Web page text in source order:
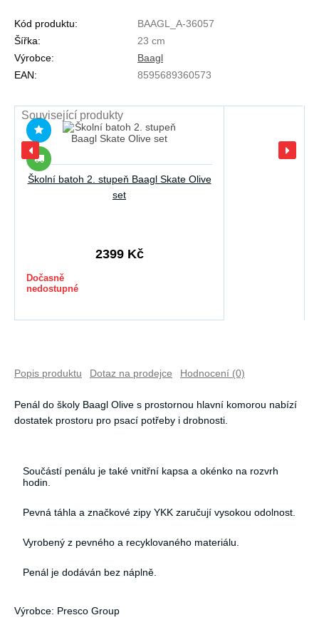
Kód produktu:
BAAGL_A-36057
Šířka:
23 cm
Výrobce:
Baagl
EAN:
8595689360573
Související produkty
Školní batoh 2. stupeň Baagl Skate Olive
set
2399 Kč
Dočasně
nedostupné
Popis produktu Dotaz na prodejce Hodnocení (0)
Penál do školy Baagl Olive s prostornou hlavní komorou nabízí
dostatek prostoru pro psací potřeby i drobnosti.
Součástí penálu je také vnitřní kapsa a okénko na rozvrh
hodin.
Pevná táhla a značkové zipy YKK zaručují vysokou odolnost.
Vyrobený z pevného a recyklovaného materiálu.
Penál je dodáván bez náplně.
Výrobce: Presco Group